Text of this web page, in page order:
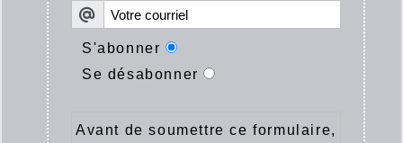
S'abonner
Se désabonner
Avant de soumettre ce formulaire,